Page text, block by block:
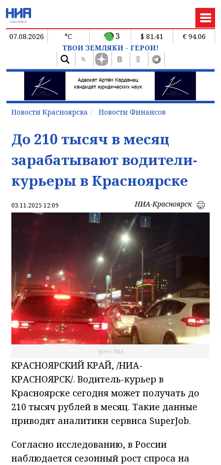
07.08.2026 °C 3 $ 81.41
€ 94.06
ТВОИ ЗЕМЛЯКИ - ГЕРОИ!
Новости Красноярска Новости Финансов
До 210 тысяч в месяц
зарабатывают водители-
курьеры в Красноярске
03.11.2025 12:09 НИА-Красноярск
фото: НИА
КРАСНОЯРСКИЙ КРАЙ, /НИА-
КРАСНОЯРСК/. Водитель-курьер в
Красноярске сегодня может получать до
210 тысяч рублей в месяц. Такие данные
приводят аналитики сервиса SuperJob.
Согласно исследованию, в России
наблюдается сезонный рост спроса на